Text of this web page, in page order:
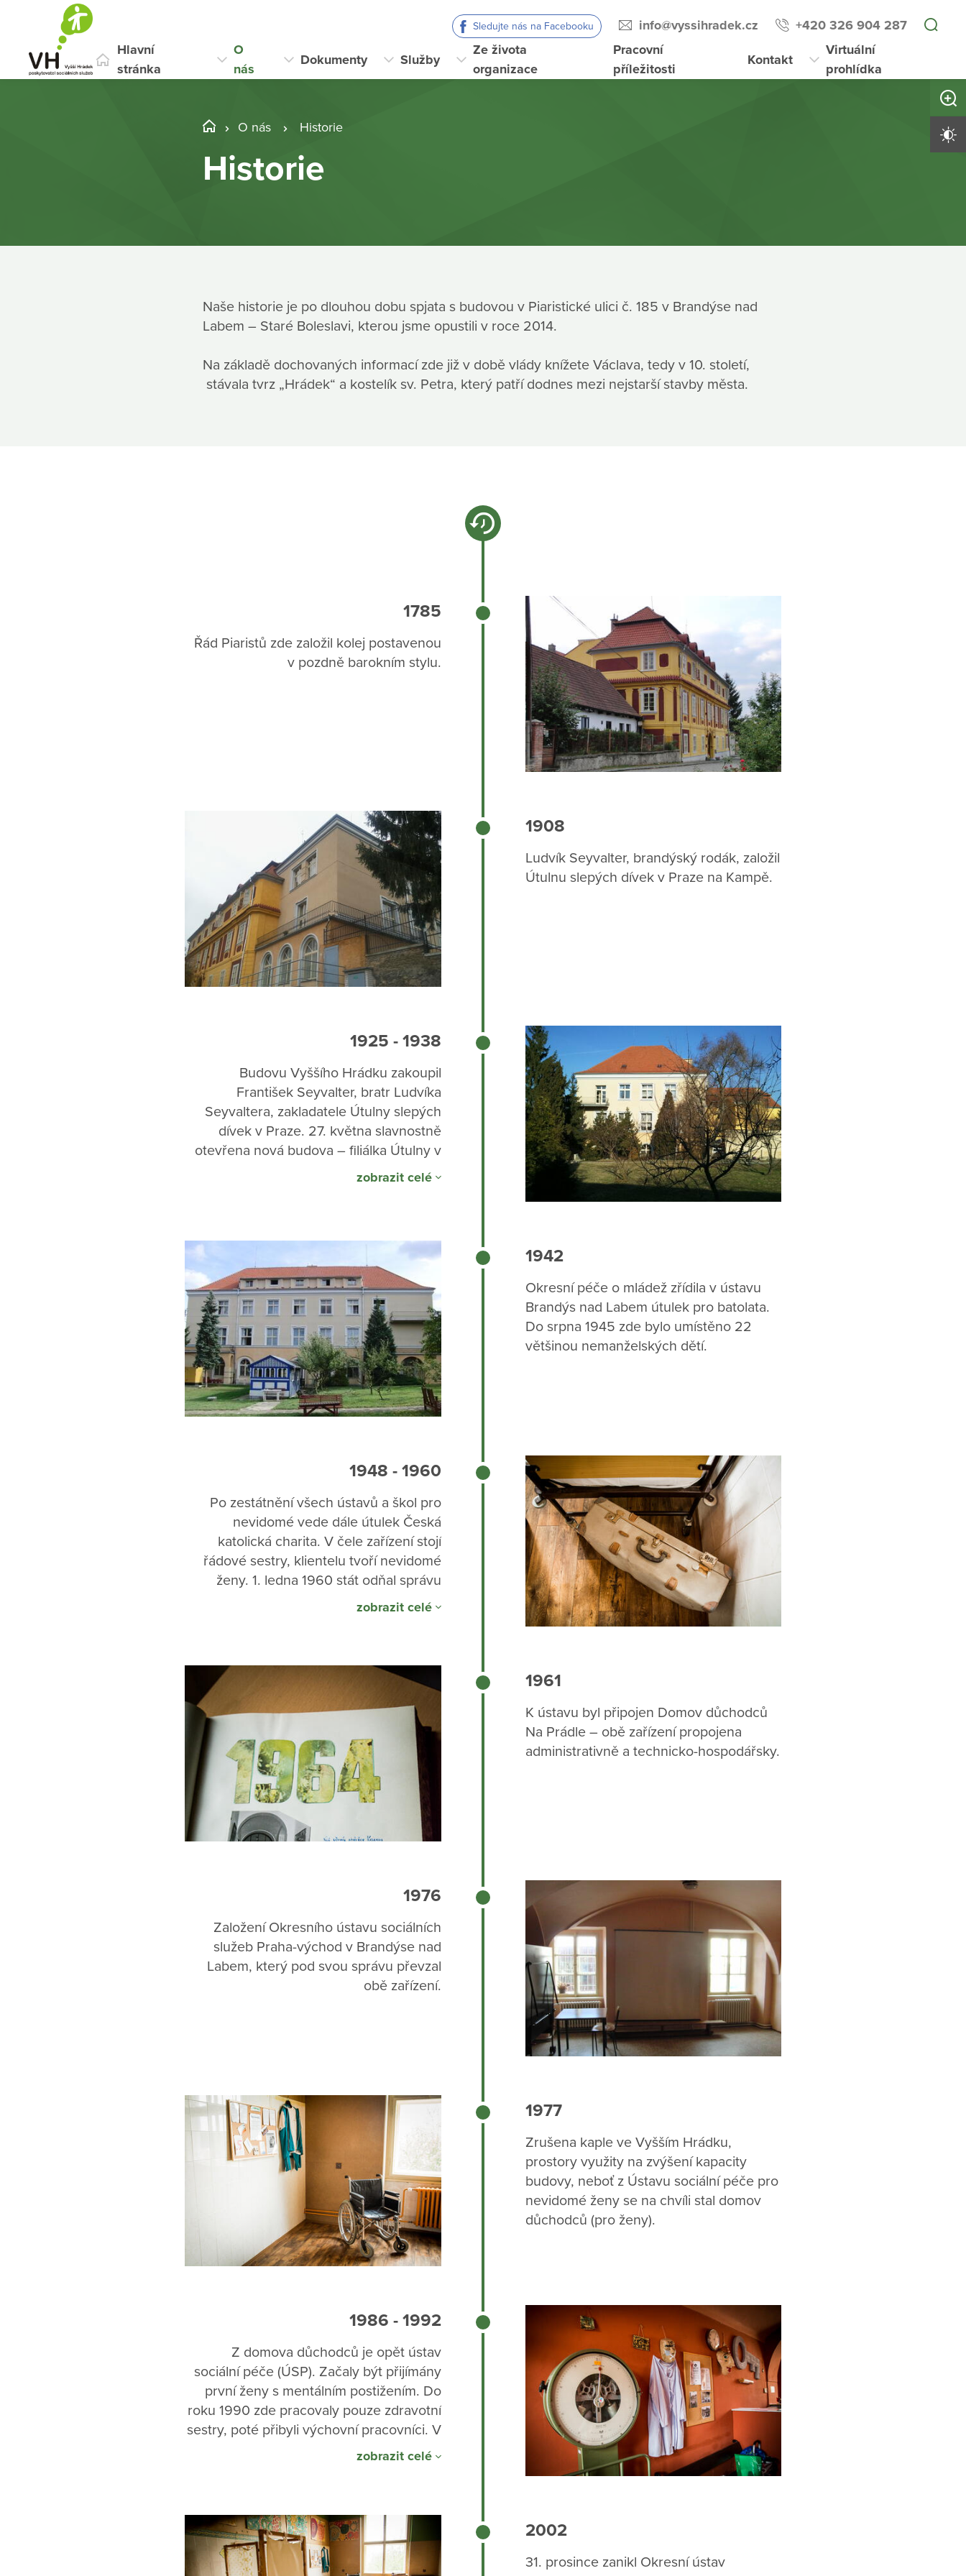
Sledujte nás na Facebooku info@vyssihradek.cz
+420 326 904 287
Hlavní
stránka
O
nás
Dokumenty Služby
Ze života
organizace
Pracovní
příležitosti
Kontakt
Virtuální
prohlídka
O nás Historie
Historie
Naše historie je po dlouhou dobu spjata s budovou v Piaristické ulici č. 185 v Brandýse nad
Labem – Staré Boleslavi, kterou jsme opustili v roce 2014.
Na základě dochovaných informací zde již v době vlády knížete Václava, tedy v 10. století,
stávala tvrz „Hrádek“ a kostelík sv. Petra, který patří dodnes mezi nejstarší stavby města.
1785
Řád Piaristů zde založil kolej postavenou
v pozdně barokním stylu.
1908
Ludvík Seyvalter, brandýský rodák, založil
Útulnu slepých dívek v Praze na Kampě.
1925 - 1938
Budovu Vyššího Hrádku zakoupil
František Seyvalter, bratr Ludvíka
Seyvaltera, zakladatele Útulny slepých
dívek v Praze. 27. května slavnostně
otevřena nová budova – filiálka Útulny v
Praze. Budovu obývalo 40 dívek, o které
zobrazit celé
1942
Okresní péče o mládež zřídila v ústavu
Brandýs nad Labem útulek pro batolata.
Do srpna 1945 zde bylo umístěno 22
většinou nemanželských dětí.
1948 - 1960
Po zestátnění všech ústavů a škol pro
nevidomé vede dále útulek Česká
katolická charita. V čele zařízení stojí
řádové sestry, klientelu tvoří nevidomé
ženy. 1. ledna 1960 stát odňal správu
České katolické charitě a Seyvalterův
řádové sestry, které zde pracovaly až do
roku 1977.
zobrazit celé
1961
K ústavu byl připojen Domov důchodců
Na Prádle – obě zařízení propojena
administrativně a technicko-hospodářsky.
1976
Založení Okresního ústavu sociálních
služeb Praha-východ v Brandýse nad
Labem, který pod svou správu převzal
obě zařízení.
1977
Zrušena kaple ve Vyšším Hrádku,
prostory využity na zvýšení kapacity
budovy, neboť z Ústavu sociální péče pro
nevidomé ženy se na chvíli stal domov
důchodců (pro ženy).
1986 - 1992
Z domova důchodců je opět ústav
sociální péče (ÚSP). Začaly být přijímány
první ženy s mentálním postižením. Do
roku 1990 zde pracovaly pouze zdravotní
sestry, poté přibyli výchovní pracovníci. V
roce 1992 byla při ÚSP založena místní
zobrazit celé
2002
31. prosince zanikl Okresní ústav